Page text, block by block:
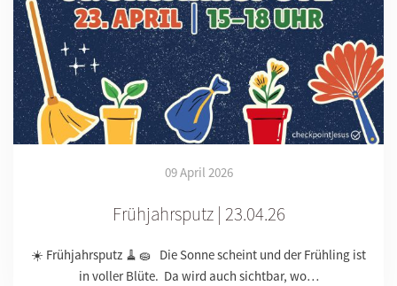
09 April 2026
Frühjahrsputz | 23.04.26
☀️ Frühjahrsputz 🧹🧽 Die Sonne scheint und der Frühling ist
in voller Blüte. Da wird auch sichtbar, wo…